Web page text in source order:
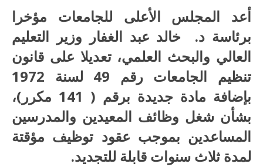
واللجوء
للقضاء
..
عقود
المعيدين
«المؤقتة»
تشعل
الجامعات
مغلقة
أعد المجلس الأعلى للجامعات مؤخرا
برئاسة د. خالد عبد الغفار وزير التعليم
العالي والبحث العلمي، تعديلا على قانون
تنظيم الجامعات رقم 49 لسنة 1972
بإضافة مادة جديدة برقم ( 141 مكرر)،
بشأن شغل وظائف المعيدين والمدرسين
المساعدين بموجب عقود توظيف مؤقتة
لمدة ثلاث سنوات قابلة للتجديد.